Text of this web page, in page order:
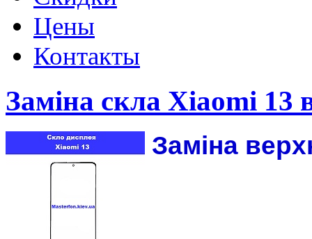
Цены
Контакты
Заміна скла Xiaomi 13
Заміна